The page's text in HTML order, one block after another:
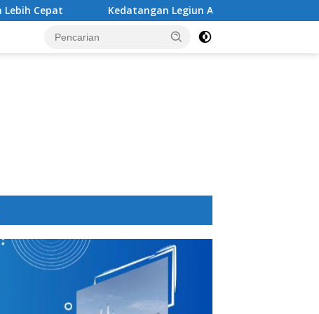
Kedatangan Legiun Asing Baru PSM Makassar Kian Nyata